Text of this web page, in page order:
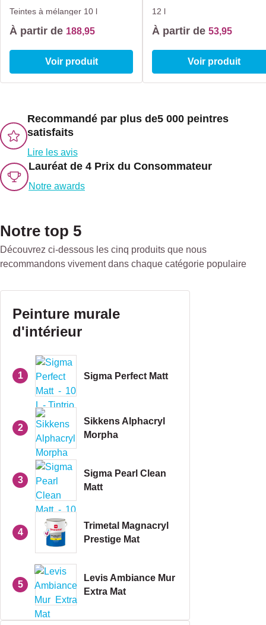
Teintes à mélanger 10 l
À partir de 188,95
Voir produit
12 l
À partir de 53,95
Voir produit
Recommandé par plus de5 000 peintres
satisfaits
Lire les avis
Lauréat de 4 Prix du Consommateur
Notre awards
Notre top 5
Découvrez ci-dessous les cinq produits que nous
recommandons vivement dans chaque catégorie populaire
Peinture murale
d'intérieur
1 Sigma Perfect Matt
2
Sikkens Alphacryl
Morpha
3
Sigma Pearl Clean
Matt
4
Trimetal Magnacryl
Prestige Mat
5
Levis Ambiance Mur
Extra Mat